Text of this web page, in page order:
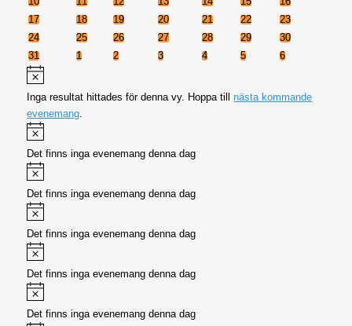
evenemangevenemangevenemangevenemangevenemangevenemangevenemang
0
evenemang
17
0
evenemang
18
0
evenemang
19
0
evenemang
20
0
evenemang
21
0
evenemang
22
0
evenemang
23
0
evenemang
24
0
evenemang
25
0
evenemang
26
0
evenemang
27
0
evenemang
28
0
evenemang
29
0
evenemang
30
0
evenemang
31
0
evenemang
1
0
evenemang
2
0
evenemang
3
0
evenemang
4
0
evenemang
5
0
evenemang
6
Inga resultat hittades för denna vy. Hoppa till nästa kommande
evenemang
Det finns inga evenemang denna dag
Det finns inga evenemang denna dag
Det finns inga evenemang denna dag
Det finns inga evenemang denna dag
Det finns inga evenemang denna dag